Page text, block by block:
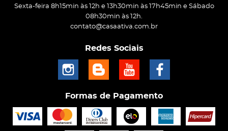
Sexta-feira 8h15min às 12h e 13h30min às 17h45min e Sábado
08h30min às 12h.
contato@casaativa.com.br
Redes Sociais
Formas de Pagamento